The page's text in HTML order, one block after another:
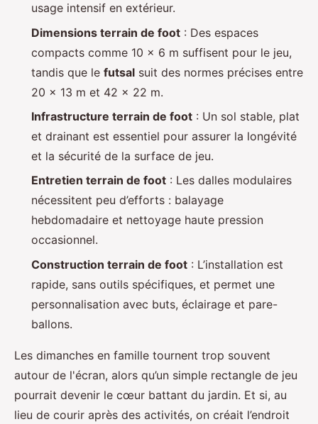
•
usage intensif en extérieur.
Dimensions terrain de foot : Des espaces
compacts comme 10 x 6 m suffisent pour le jeu,
tandis que le futsal suit des normes précises entre
20 x 13 m et 42 x 22 m.
Infrastructure terrain de foot : Un sol stable, plat
et drainant est essentiel pour assurer la longévité
et la sécurité de la surface de jeu.
Entretien terrain de foot : Les dalles modulaires
nécessitent peu d’efforts : balayage
hebdomadaire et nettoyage haute pression
occasionnel.
Construction terrain de foot : L’installation est
rapide, sans outils spécifiques, et permet une
personnalisation avec buts, éclairage et pare-
ballons.
Les dimanches en famille tournent trop souvent
autour de l'écran, alors qu’un simple rectangle de jeu
pourrait devenir le cœur battant du jardin. Et si, au
lieu de courir après des activités, on créait l’endroit